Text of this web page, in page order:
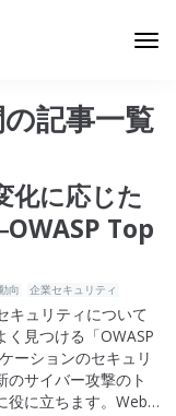
記事一覧
化に応じた
Top
向 企業セキュリティ
キュリティについて
見つける「OWASP
ーションのセキュリ
のサイバー攻撃のト
役に立ちます。Web